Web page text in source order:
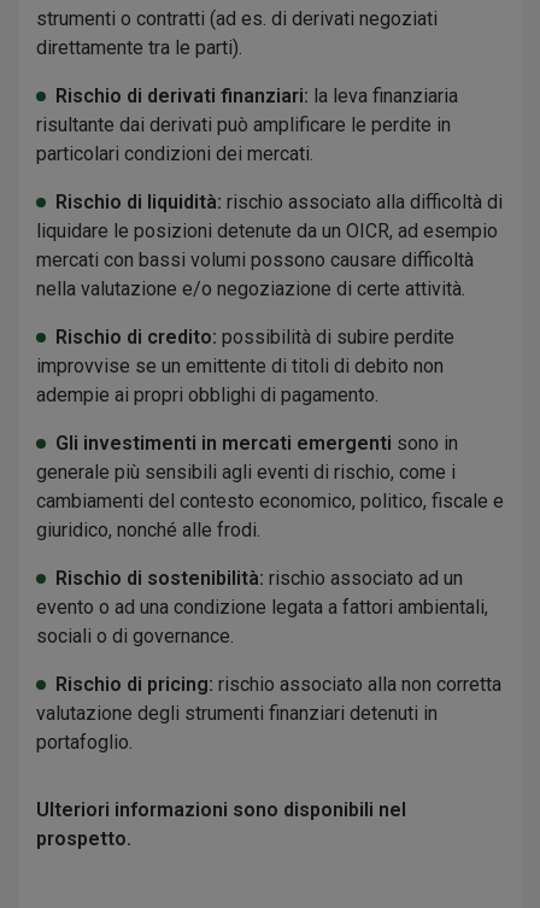
strumenti o contratti (ad es. di derivati negoziati
direttamente tra le parti).
Rischio di derivati finanziari: la leva finanziaria
risultante dai derivati può amplificare le perdite in
particolari condizioni dei mercati.
Rischio di liquidità: rischio associato alla difficoltà di
liquidare le posizioni detenute da un OICR, ad esempio
mercati con bassi volumi possono causare difficoltà
nella valutazione e/o negoziazione di certe attività.
Rischio di credito: possibilità di subire perdite
improvvise se un emittente di titoli di debito non
adempie ai propri obblighi di pagamento.
Gli investimenti in mercati emergenti sono in
generale più sensibili agli eventi di rischio, come i
cambiamenti del contesto economico, politico, fiscale e
giuridico, nonché alle frodi.
Rischio di sostenibilità: rischio associato ad un
evento o ad una condizione legata a fattori ambientali,
sociali o di governance.
Rischio di pricing: rischio associato alla non corretta
valutazione degli strumenti finanziari detenuti in
portafoglio.
Ulteriori informazioni sono disponibili nel
prospetto.